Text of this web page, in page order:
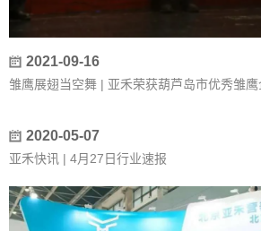
2021-09-16
雏鹰展翅当空舞 | 亚禾荣获葫芦岛市优秀雏鹰
2020-05-07
亚禾快讯 | 4月27日行业速报